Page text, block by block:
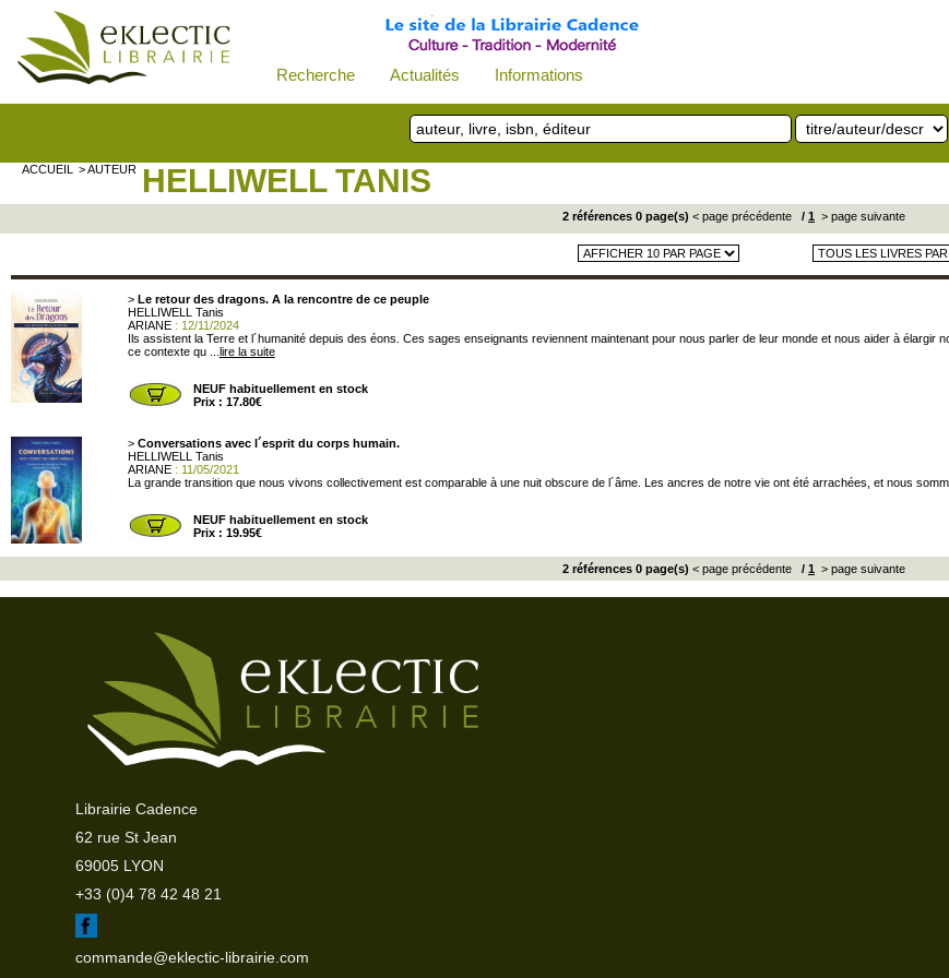
Recherche Actualités Informations
ACCUEIL > AUTEUR HELLIWELL TANIS
2 références 0 page(s) < page précédente / 1 > page suivante
> Le retour des dragons. A la rencontre de ce peuple
HELLIWELL Tanis
ARIANE: 12/11/2024
Ils assistent la Terre et l´humanité depuis des éons. Ces sages enseignants reviennent maintenant pour nous parler de leur monde et nous aider à
ce contexte qu ... lire la suite
NEUF habituellement en stock
Prix : 17.80€
> Conversations avec l´esprit du corps humain.
HELLIWELL Tanis
ARIANE: 11/05/2021
La grande transition que nous vivons collectivement est comparable à une nuit obscure de l´âme. Les ancres de notre vie ont été arrachées, et nous
NEUF habituellement en stock
Prix : 19.95€
2 références 0 page(s) < page précédente / 1 > page suivante
Librairie Cadence
62 rue St Jean
69005 LYON
+33 (0)4 78 42 48 21
commande@eklectic-librairie.com